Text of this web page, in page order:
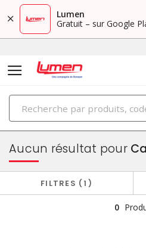
Lumen
Gratuit – sur Google
boîtiers et cabinets
Aucun résultat pour
FILTRES 1
0